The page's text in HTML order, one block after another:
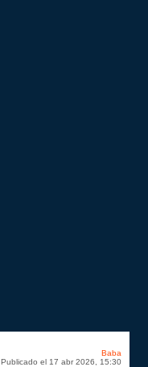
Baba
Publicado el 17 abr 2026, 15:30